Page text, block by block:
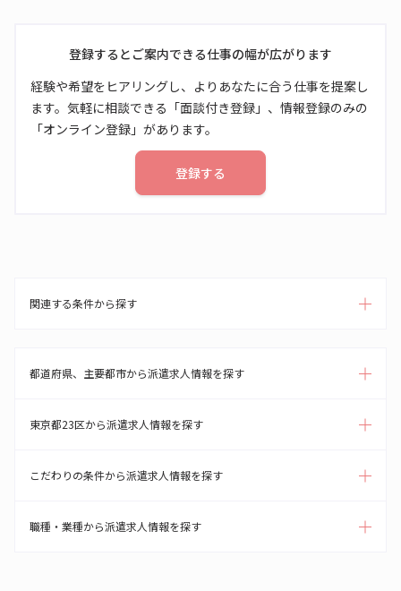
登録するとご案内できる仕事の幅が広がります
経験や希望をヒアリングし、よりあなたに合う仕事を提案し
ます。気軽に相談できる「面談付き登録」、情報登録のみの
「オンライン登録」があります。
登録する
関連する条件から探す
都道府県、主要都市から派遣求人情報を探す
東京都23区から派遣求人情報を探す
こだわりの条件から派遣求人情報を探す
職種・業種から派遣求人情報を探す